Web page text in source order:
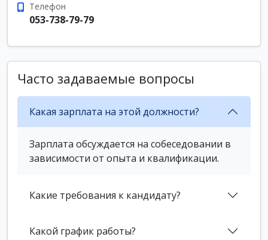
Телефон
053-738-79-79
Часто задаваемые вопросы
Какая зарплата на этой должности?
Зарплата обсуждается на собеседовании в
зависимости от опыта и квалификации.
Какие требования к кандидату?
Какой график работы?